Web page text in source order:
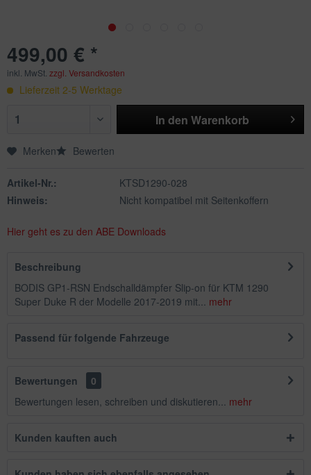
499,00 € *
inkl. MwSt. zzgl. Versandkosten
Lieferzeit 2-5 Werktage
In den Warenkorb
Merken Bewerten
Artikel-Nr.:
KTSD1290-028
Hinweis:
Nicht kompatibel mit Seitenkoffern
Hier geht es zu den ABE Downloads
Beschreibung
BODIS GP1-RSN Endschalldämpfer Slip-on für KTM 1290
Super Duke R der Modelle 2017-2019 mit... mehr
Passend für folgende Fahrzeuge
Bewertungen
0
Bewertungen lesen, schreiben und diskutieren... mehr
Kunden kauften auch